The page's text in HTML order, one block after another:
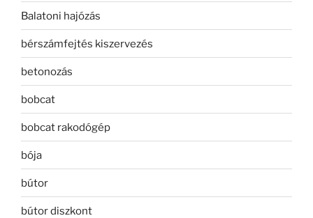
Balatoni hajózás
bérszámfejtés kiszervezés
betonozás
bobcat
bobcat rakodógép
bója
bútor
bútor diszkont